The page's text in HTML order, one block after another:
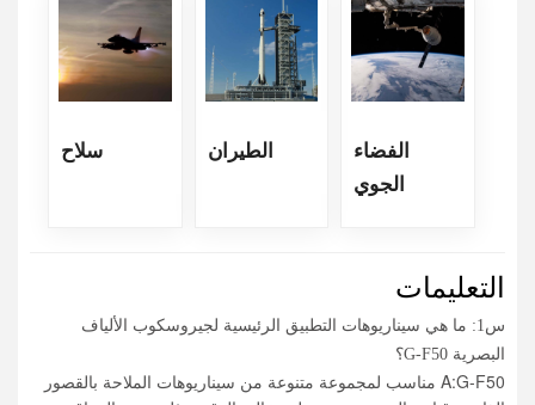
الفضاء
الجوي
الطيران سلاح
التعليمات
س1: ما هي سيناريوهات التطبيق الرئيسية لجيروسكوب الألياف
البصرية G-F50؟
A:G-F50 مناسب لمجموعة متنوعة من سيناريوهات الملاحة بالقصور